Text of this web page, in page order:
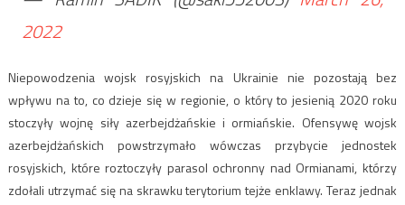
2022
Niepowodzenia wojsk rosyjskich na Ukrainie nie pozostają bez
wpływu na to, co dzieje się w regionie, o który to jesienią 2020 roku
stoczyły wojnę siły azerbejdżańskie i ormiańskie. Ofensywę wojsk
azerbejdżańskich powstrzymało wówczas przybycie jednostek
rosyjskich, które roztoczyły parasol ochronny nad Ormianami, którzy
zdołali utrzymać się na skrawku terytorium tejże enklawy. Teraz jednak